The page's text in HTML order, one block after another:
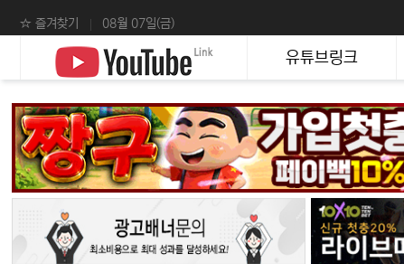
상단 네비
☆ 즐겨찾기 08월 07일(금)
메인 메뉴 유튜브링크